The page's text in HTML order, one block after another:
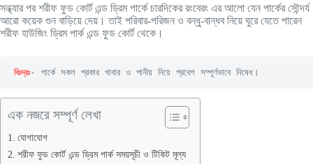
সন্ধ্যার পর শরীফ ফুড কোর্ট এন্ড ড্রিম পার্কে চারদিকের রংবেরং এর আলো যেন পার্কের সৌন্দর্য
আরো কয়েক গুন বাড়িয়ে দেয়। তাই পরিবার-পরিজন ও বন্ধু-বান্ধব নিয়ে ঘুরে যেতে পারেন
শরীফ হাউজিং ড্রিম পার্ক এন্ড ফুড কোর্ট থেকে।
বিঃদ্রঃ- পার্কে সকল প্রকার খাবার ও পানীয় নিয়ে প্রবেশ সম্পূর্ণভাবে নিষেধ।
এক নজরে সম্পূর্ণ লেখা
যোগাযোগ
শরীফ ফুড কোর্ট এন্ড ড্রিম পার্ক সময়সূচী ও টিকিট মূল্য